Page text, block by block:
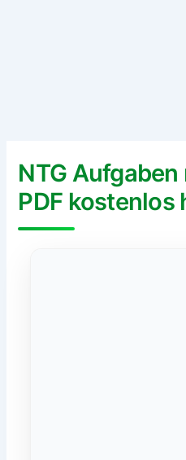
NTG
PDF